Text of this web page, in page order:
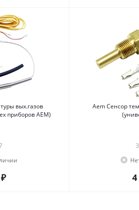
вых.газов
приборов AEM)
Aem Сенсор